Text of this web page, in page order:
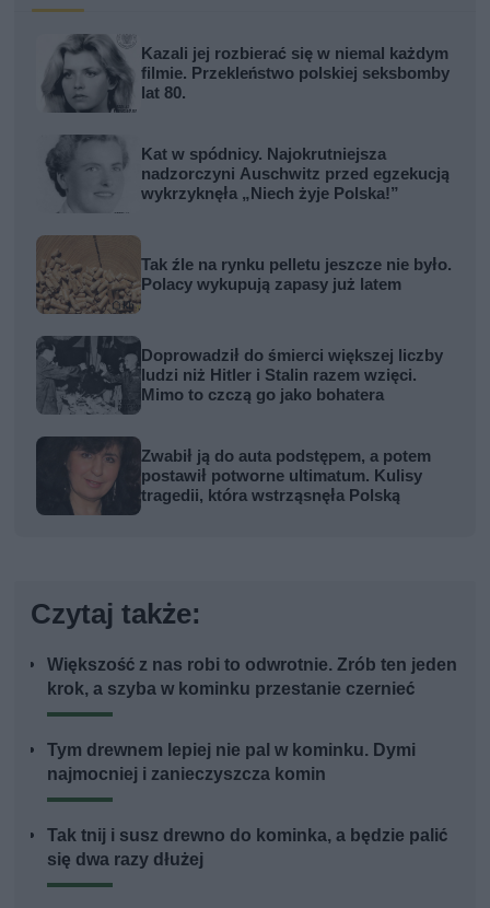
Kazali jej rozbierać się w niemal każdym
filmie. Przekleństwo polskiej seksbomby
lat 80.
Kat w spódnicy. Najokrutniejsza
nadzorczyni Auschwitz przed egzekucją
wykrzyknęła „Niech żyje Polska!”
Tak źle na rynku pelletu jeszcze nie było.
Polacy wykupują zapasy już latem
Doprowadził do śmierci większej liczby
ludzi niż Hitler i Stalin razem wzięci.
Mimo to czczą go jako bohatera
Zwabił ją do auta podstępem, a potem
postawił potworne ultimatum. Kulisy
tragedii, która wstrząsnęła Polską
Czytaj także:
Większość z nas robi to odwrotnie. Zrób ten jeden
krok, a szyba w kominku przestanie czernieć
Tym drewnem lepiej nie pal w kominku. Dymi
najmocniej i zanieczyszcza komin
Tak tnij i susz drewno do kominka, a będzie palić
się dwa razy dłużej